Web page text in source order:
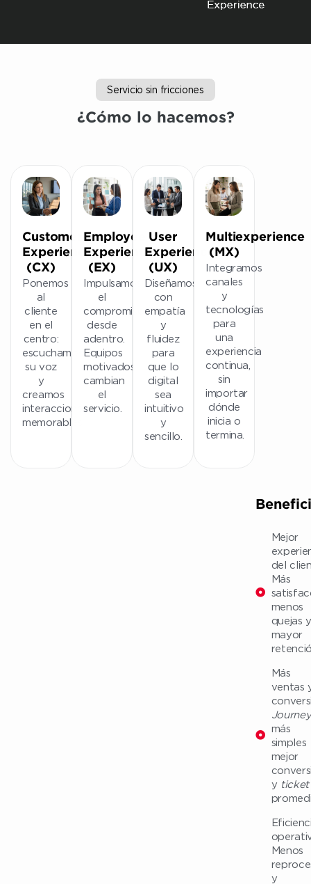
Servicio sin fricciones
¿Cómo lo hacemos?
Customer
Experience
(CX)
Ponemos
al
cliente
en el
centro:
escuchamos
su voz
y
creamos
interacciones
memorables.
Employee
Experience
(EX)
Impulsamos
el
compromiso
desde
adentro.
Equipos
motivados
cambian
el
servicio.
User
Experience
(UX)
Diseñamos
con
empatía
y
fluidez
para
que lo
digital
sea
intuitivo
y
sencillo.
Multiexperience
(MX)
Integramos
canales
y
tecnologías
para
una
experiencia
continua,
sin
importar
dónde
inicia o
termina.
Mejor
del
Más
menos
quejas y
mayor
Más
ventas
más
mejor
y ticket
Menos
y